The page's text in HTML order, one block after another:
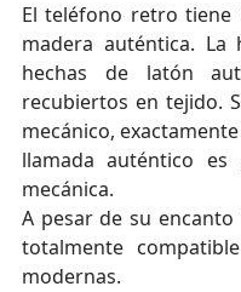
El teléfono retro tiene
madera auténtica.
hechas de latón
recubiertos en tejido.
mecánico,
llamada auténtico
mecánica.
A pesar de su
totalmente
modernas.